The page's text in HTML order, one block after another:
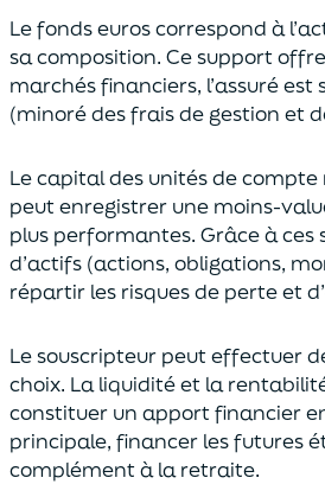
Le fonds euros correspond à
sa composition. Ce support
marchés financiers, l’assuré
(minoré des frais de gestion et
Le capital des unités de compte
peut enregistrer une moins-
plus performantes. Grâce à ces
d’actifs (actions, obligations,
répartir les risques de perte et
Le souscripteur peut effectuer
choix. Laliquiditéet la
constituer un apport financier
principale, financer les futures
complément à la retraite.